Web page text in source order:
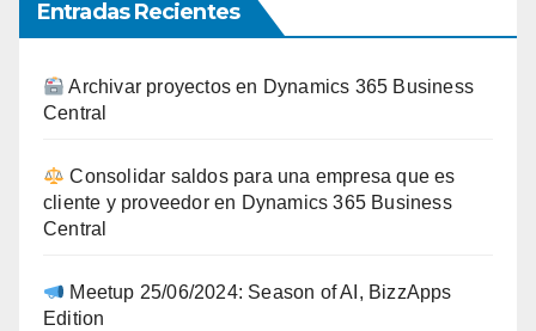
Entradas Recientes
Archivar proyectos en Dynamics 365 Business
Central
Consolidar saldos para una empresa que es
cliente y proveedor en Dynamics 365 Business
Central
Meetup 25/06/2024: Season of AI, BizzApps
Edition